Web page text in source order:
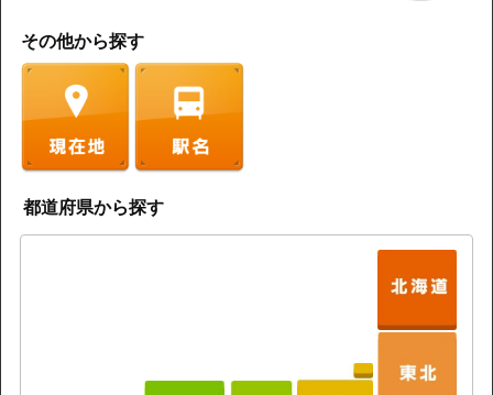
その他から探す
都道府県から探す